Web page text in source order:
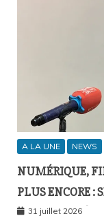
A LA UNE NEWS
NUMÉRIQUE,
PLUS ENCORE :
GOTHA DE
31 juillet 2026